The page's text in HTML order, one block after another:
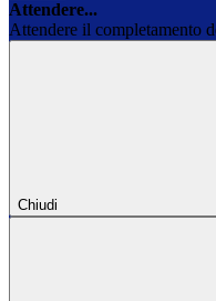
Attendere...
Attendere il completamento
Chiudi